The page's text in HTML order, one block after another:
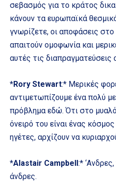
σεβασμός για το κράτος
κάνουν τα ευρωπαϊκά
γνωρίζετε, οι αποφάσεις
απαιτούν ομοφωνία και
αυτές τις διαπραγματεύσεις
*Rory Stewart:* Μερικές
αντιμετωπίζουμε ένα πολύ
πρόβλημα εδώ. Ότι στο
όνειρό του είναι ένας
ηγέτες, αρχίζουν να
*Alastair Campbell :*
άνδρες.